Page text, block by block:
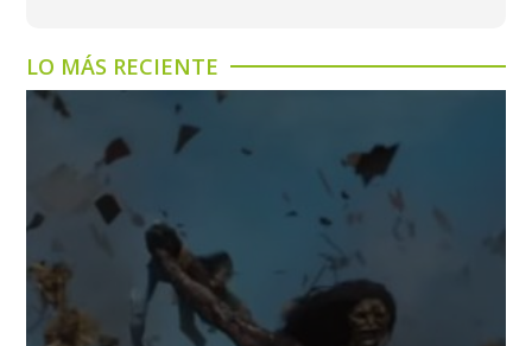
LO MÁS RECIENTE